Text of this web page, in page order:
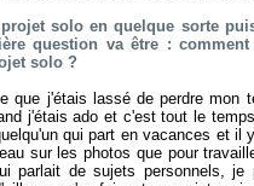
solo en quelque sorte
question va être :
solo ?
que j'étais lassé de perdre mon
j'étais ado et c'est tout le
qui part en vacances et il
sur les photos que pour
parlait de sujets personnels,